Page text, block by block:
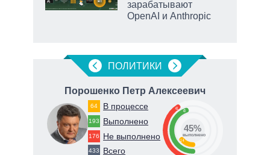
зарабатывают
OpenAI и Anthropic
ПОЛИТИКИ
Порошенко Петр Алексеевич
64 В процессе
193 Выполнено
176 Не выполнено
433 Всего
41 45
14
45%
выполнено